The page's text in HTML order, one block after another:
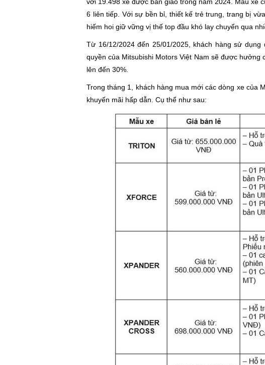
với 19.498 xe được bàn giao trong năm 2024. Mẫu xe
6 liên tiếp. Với sự bền bỉ, thiết kế trẻ trung, trang bị
hiếm hoi giữ vững vị thế top đầu khó lay chuyển qua
Từ 16/12/2024 đến 25/01/2025, khách hàng sử
quyền của Mitsubishi Motors Việt Nam sẽ được
lên đến 30%.
Trong tháng 1, khách hàng mua mới các dòng xe của
khuyến mãi hấp dẫn. Cụ thể như sau: